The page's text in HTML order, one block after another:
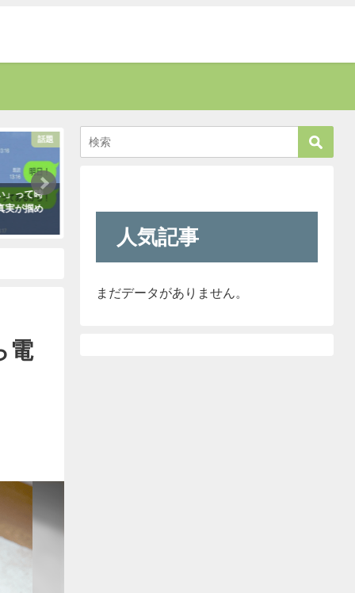
話題
」って時
実が掴め
2021年5月2日
電
人気記事
まだデータがありません。